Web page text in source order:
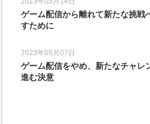
ゲーム配信から離れて新たな挑戦
すために
2023年05月07日
ゲーム配信をやめ、新たなチャ
進む決意